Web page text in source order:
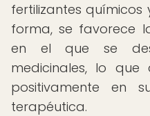
fertilizantes químicos
forma, se favorece
en el que se
medicinales, lo
positivamente en
terapéutica.